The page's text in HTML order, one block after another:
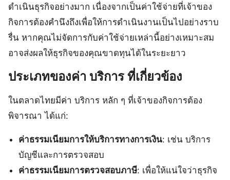
ดำเนินธุรกิจอย่างมาก เนื่องจากเป็นค่าใช้จ่ายที่เจ้าของ
กิจการต้องคำนึงถึงเพื่อให้การดำเนินงานเป็นไปอย่างราบ
รื่น หากคุณไม่จัดการกับค่าใช้จ่ายเหล่านี้อย่างเหมาะสม
อาจส่งผลให้ธุรกิจของคุณขาดทุนได้ในระยะยาว
ประเภทของค่า บริการ ที่เกี่ยวข้อง
ในตลาดไทยมีค่า บริการ หลัก ๆ ที่เจ้าของกิจการต้อง
พิจารณา ได้แก่:
ค่าธรรมเนียมการให้บริการทางการเงิน: เช่น บริการ
บัญชีและการตรวจสอบ
ค่าธรรมเนียมการตรวจสอบภาษี: เพื่อให้แน่ใจว่าธุรกิจ